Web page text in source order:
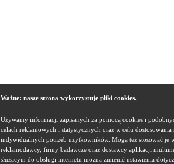
Ważne: nasze strona wykorzystuje pliki cookies.
Używamy informacji zapisanych za pomocą cookies i
celach reklamowych i statystycznych oraz w celu dostosowania
indywidualnych potrzeb użytkowników. Mogą też stosować je
reklamodawcy, firmy badawcze oraz dostawcy aplikacji
służącym do obsługi internetu można zmienić ustawienia